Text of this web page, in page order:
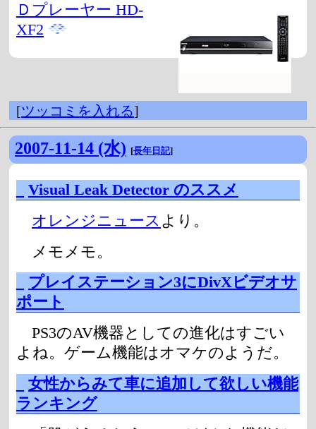
Ｄプレーヤー HD-
XF2
[ツッコミを入れる]
2007-11-14 (水) [長年日記]
Visual Leak Detector のススメ
オレンジニュース より。
メモメモ。
プレイステーション3にDivXビデオサ
ポート
PS3のAV機器としての進化はすごい
よね。ゲーム機能はオマケのようだ。
女性からみて車に追加して欲しい機能
ランキング